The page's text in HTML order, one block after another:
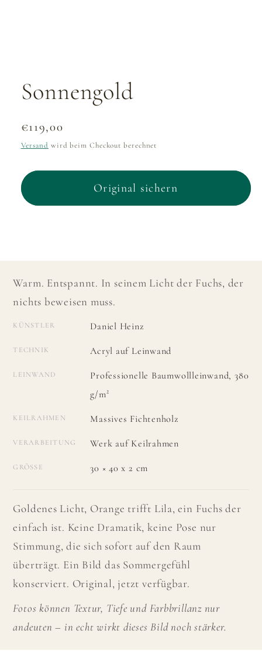
Sonnengold
Normaler
Preis
€119,00
Versand wird beim Checkout berechnet
Original sichern
Warm. Entspannt. In seinem Licht der Fuchs, der
nichts beweisen muss.
KÜNSTLER Daniel Heinz
TECHNIK Acryl auf Leinwand
LEINWAND
Professionelle Baumwollleinwand, 380
g/m²
KEILRAHMEN Massives Fichtenholz
VERARBEITUNG Werk auf Keilrahmen
GRÖSSE 30 × 40 x 2 cm
Goldenes Licht, Orange trifft Lila, ein Fuchs der
einfach ist. Keine Dramatik, keine Pose nur
Stimmung, die sich sofort auf den Raum
überträgt. Ein Bild das Sommergefühl
konserviert. Original, jetzt verfügbar.
Fotos können Textur, Tiefe und Farbbrillanz nur
andeuten – in echt wirkt dieses Bild noch stärker.